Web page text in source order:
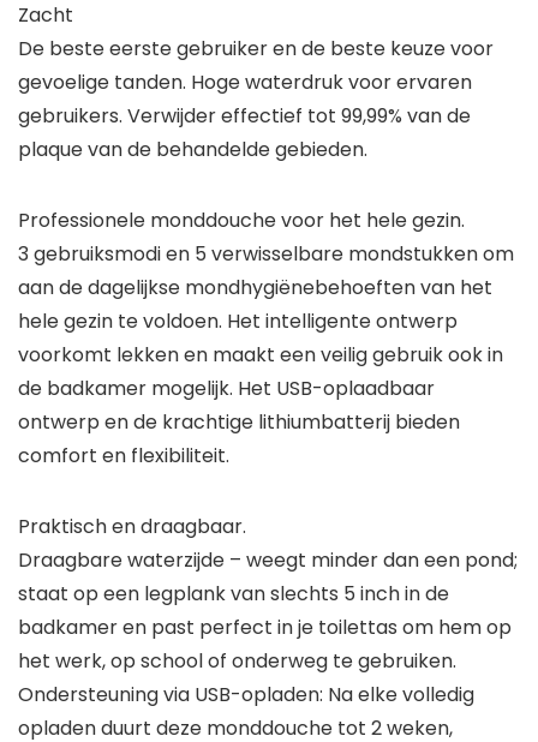
Zacht
De beste eerste gebruiker en de beste keuze voor
gevoelige tanden. Hoge waterdruk voor ervaren
gebruikers. Verwijder effectief tot 99,99% van de
plaque van de behandelde gebieden.
Professionele monddouche voor het hele gezin.
3 gebruiksmodi en 5 verwisselbare mondstukken om
aan de dagelijkse mondhygiënebehoeften van het
hele gezin te voldoen. Het intelligente ontwerp
voorkomt lekken en maakt een veilig gebruik ook in
de badkamer mogelijk. Het USB-oplaadbaar
ontwerp en de krachtige lithiumbatterij bieden
comfort en flexibiliteit.
Praktisch en draagbaar.
Draagbare waterzijde – weegt minder dan een pond;
staat op een legplank van slechts 5 inch in de
badkamer en past perfect in je toilettas om hem op
het werk, op school of onderweg te gebruiken.
Ondersteuning via USB-opladen: Na elke volledig
opladen duurt deze monddouche tot 2 weken,